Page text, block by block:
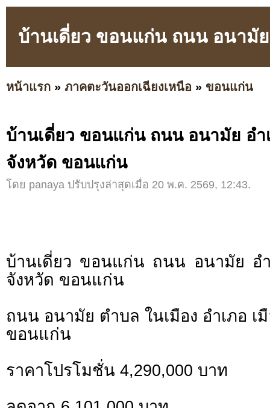
บ้านเดี่ยว ขอนแก่น ถนน อนามั
หน้าแรก » ภาคตะวันออกเฉียงเหนือ » ขอนแก่น
บ้านเดี่ยว ขอนแก่น ถนน อนามัย อำ
จังหวัด ขอนแก่น
โดย panaya ปรับปรุงล่าสุดเมื่อ 20 พ.ค. 2569, 12:43.
บ้านเดี่ยว ขอนแก่น ถนน อนามัย อ
จังหวัด ขอนแก่น
ถนน อนามัย ตำบล ในเมือง อำเภอ เ
ขอนแก่น
ราคาโปรโมชั่น 4,290,000 บาท